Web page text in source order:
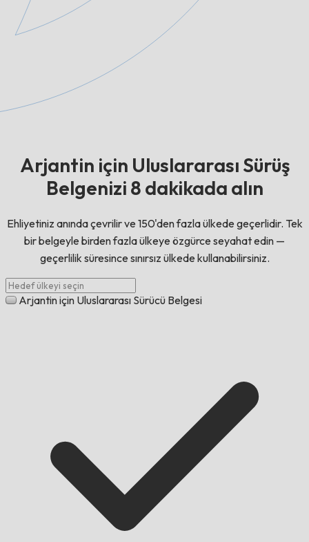
Arjantin için Uluslararası Sürüş
Belgenizi 8 dakikada alın
Ehliyetiniz anında çevrilir ve 150'den fazla ülkede geçerlidir. Tek
bir belgeyle birden fazla ülkeye özgürce seyahat edin —
geçerlilik süresince sınırsız ülkede kullanabilirsiniz.
Arjantin için Uluslararası Sürücü Belgesi